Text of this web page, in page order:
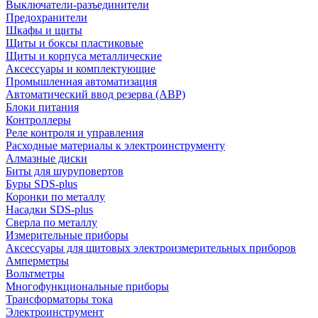
Выключатели-разъединители
Предохранители
Шкафы и щиты
Щиты и боксы пластиковые
Щиты и корпуса металлические
Аксессуары и комплектующие
Промышленная автоматизация
Автоматический ввод резерва (АВР)
Блоки питания
Контроллеры
Реле контроля и управления
Расходные материалы к электроинструменту
Алмазные диски
Биты для шуруповертов
Буры SDS-plus
Коронки по металлу
Насадки SDS-plus
Сверла по металлу
Измерительные приборы
Аксессуары для щитовых электроизмерительных приборов
Амперметры
Вольтметры
Многофункциональные приборы
Трансформаторы тока
Электроинструмент